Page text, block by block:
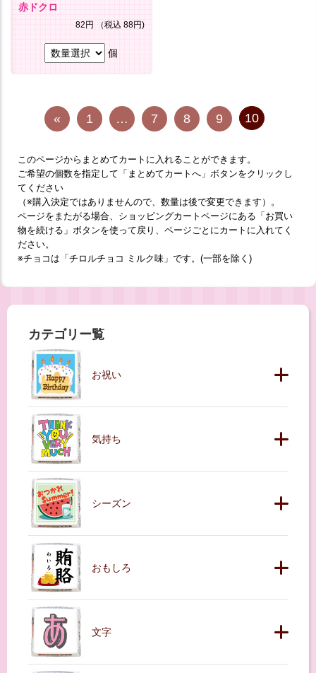
赤ドクロ
82円 （税込 88円)
個
« 1 … 7 8 9 10
このページからまとめてカートに入れることができます。
ご希望の個数を指定して「まとめてカートへ」ボタンをクリックし
てください
（※購入決定ではありませんので、数量は後で変更できます）。
ページをまたがる場合、ショッピングカートページにある「お買い
物を続ける」ボタンを使って戻り、ページごとにカートに入れてく
ださい。
※チョコは「チロルチョコ ミルク味」です。(一部を除く)
カテゴリー覧
お祝い
気持ち
シーズン
おもしろ
文字